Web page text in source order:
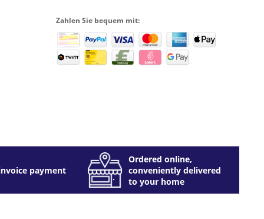
Zahlen Sie bequem mit:
payment
Ordered online,
conveniently delivered
to your home